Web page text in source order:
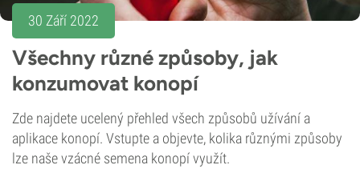
30 Září 2022
Všechny různé způsoby, jak
konzumovat konopí
Zde najdete ucelený přehled všech způsobů užívání a
aplikace konopí. Vstupte a objevte, kolika různými způsoby
lze naše vzácné semena konopí využít.